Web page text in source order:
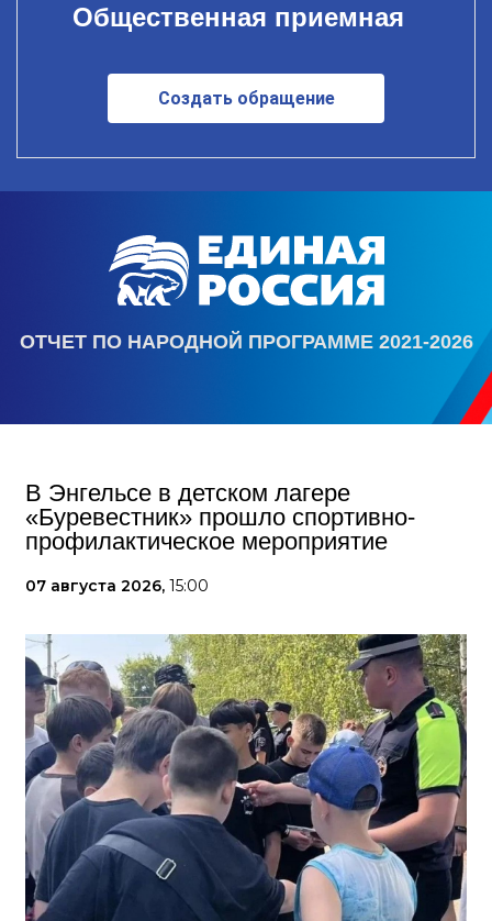
Общественная приемная
Создать обращение
ОТЧЕТ ПО НАРОДНОЙ ПРОГРАММЕ 2021-2026
В Энгельсе в детском лагере
«Буревестник» прошло спортивно-
профилактическое мероприятие
07 августа 2026, 15:00